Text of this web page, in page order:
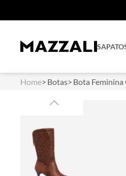
Home Botas Bota